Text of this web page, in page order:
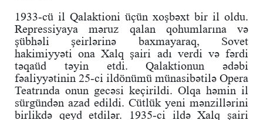
1933-cü il Qalaktioni üçün xoşbəxt bir il oldu.
Repressiyaya məruz qalan qohumlarına və
şübhəli şeirlərinə baxmayaraq, Sovet
hakimiyyəti ona Xalq şairi adı verdi və fərdi
təqaüd təyin etdi. Qalaktionun ədəbi
fəaliyyətinin 25-ci ildönümü münasibətilə Opera
Teatrında onun gecəsi keçirildi. Olqa həmin il
sürgündən azad edildi. Cütlük yeni mənzillərini
birlikdə qeyd etdilər. 1935-ci ildə Xalq şairi